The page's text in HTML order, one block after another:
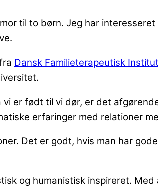
til to børn. Jeg har
Dansk Familieterapeutisk Institut
er født til vi dør, er det
erfaringer med relationer
Det er godt, hvis man har
og humanistisk inspireret.